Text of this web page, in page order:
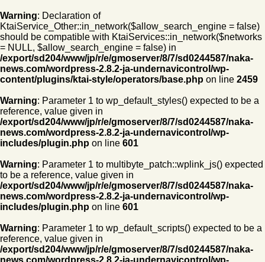
Warning: Declaration of
KtaiService_Other::in_network($allow_search_engine = false)
should be compatible with KtaiServices::in_network($networks
= NULL, $allow_search_engine = false) in
/export/sd204/www/jp/r/e/gmoserver/8/7/sd0244587/naka-
news.com/wordpress-2.8.2-ja-undernavicontrol/wp-
content/plugins/ktai-style/operators/base.php on line 2459
Warning: Parameter 1 to wp_default_styles() expected to be a
reference, value given in
/export/sd204/www/jp/r/e/gmoserver/8/7/sd0244587/naka-
news.com/wordpress-2.8.2-ja-undernavicontrol/wp-
includes/plugin.php on line 601
Warning: Parameter 1 to multibyte_patch::wplink_js() expected
to be a reference, value given in
/export/sd204/www/jp/r/e/gmoserver/8/7/sd0244587/naka-
news.com/wordpress-2.8.2-ja-undernavicontrol/wp-
includes/plugin.php on line 601
Warning: Parameter 1 to wp_default_scripts() expected to be a
reference, value given in
/export/sd204/www/jp/r/e/gmoserver/8/7/sd0244587/naka-
news.com/wordpress-2.8.2-ja-undernavicontrol/wp-